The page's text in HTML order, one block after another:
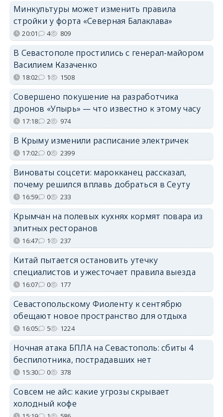
Минкультуры может изменить правила
стройки у форта «Северная Балаклава»
20:01 4 809
В Севастополе простились с генерал-майором
Василием Казаченко
18:02 1 1508
Совершено покушение на разработчика
дронов «Упырь» — что известно к этому часу
17:18 2 974
В Крыму изменили расписание электричек
17:02 0 2399
Виноваты соцсети: марокканец рассказал,
почему решился вплавь добраться в Сеуту
16:59 0 233
Крымчан на полевых кухнях кормят повара из
элитных ресторанов
16:47 1 237
Китай пытается остановить утечку
специалистов и ужесточает правила выезда
16:07 0 177
Севастопольскому Фиоленту к сентябрю
обещают новое пространство для отдыха
16:05 5 1224
Ночная атака БПЛА на Севастополь: сбиты 4
беспилотника, пострадавших нет
15:30 0 378
Совсем не айс: какие угрозы скрывает
холодный кофе